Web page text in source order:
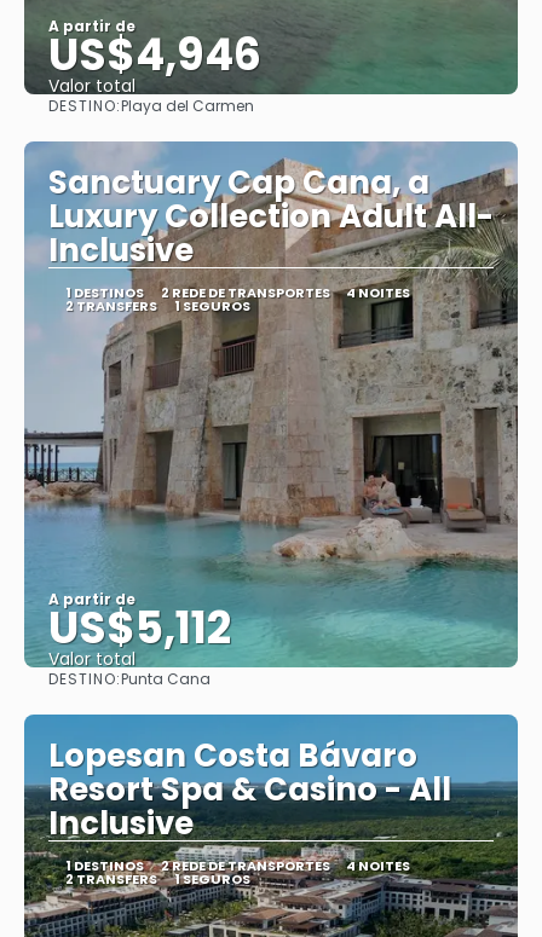
A partir de
US$4,946
Valor total
Saiba mais
DESTINO:Playa del Carmen
Sanctuary Cap Cana, a
Luxury Collection Adult All-
Inclusive
1 DESTINOS 2 REDE DE TRANSPORTES 4 NOITES
2 TRANSFERS 1 SEGUROS
A partir de
US$5,112
Valor total
DESTINO:Punta Cana
Lopesan Costa Bávaro
Resort Spa & Casino - All
Inclusive
1 DESTINOS 2 REDE DE TRANSPORTES 4 NOITES
2 TRANSFERS 1 SEGUROS